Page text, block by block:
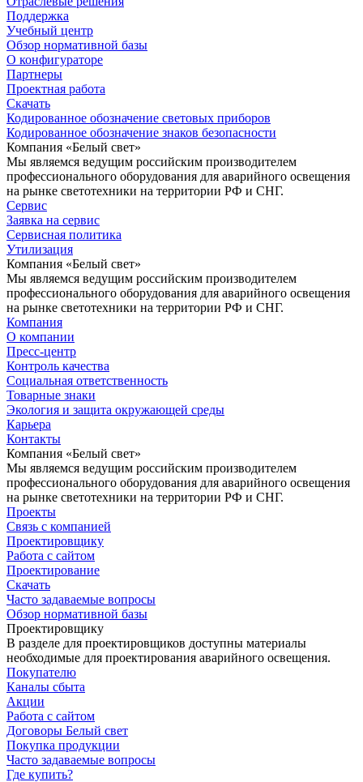
Поддержка
Учебный центр
Обзор нормативной базы
О конфигураторе
Партнеры
Проектная работа
Скачать
Кодированное обозначение световых приборов
Кодированное обозначение знаков безопасности
Компания «Белый свет»
Мы являемся ведущим российским производителем
профессионального оборудования для аварийного освещения
на рынке светотехники на территории РФ и СНГ.
Сервис
Заявка на сервис
Сервисная политика
Утилизация
Компания «Белый свет»
Мы являемся ведущим российским производителем
профессионального оборудования для аварийного освещения
на рынке светотехники на территории РФ и СНГ.
Компания
О компании
Пресс-центр
Контроль качества
Социальная ответственность
Товарные знаки
Экология и защита окружающей среды
Карьера
Контакты
Компания «Белый свет»
Мы являемся ведущим российским производителем
профессионального оборудования для аварийного освещения
на рынке светотехники на территории РФ и СНГ.
Проекты
Связь с компанией
Проектировщику
Работа с сайтом
Проектирование
Скачать
Часто задаваемые вопросы
Обзор нормативной базы
Проектировщику
В разделе для проектировщиков доступны материалы
необходимые для проектирования аварийного освещения.
Покупателю
Каналы сбыта
Акции
Работа с сайтом
Договоры Белый свет
Покупка продукции
Часто задаваемые вопросы
Где купить?